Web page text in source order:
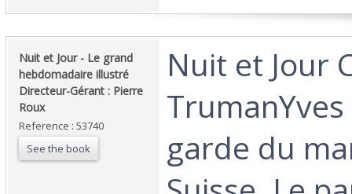
‎Nuit et Jour - Le grand
hebdomadaire illustré
Directeur-Gérant : Pierre
Roux‎
Reference : 53740
See the book
‎Nuit et Jour
garde du